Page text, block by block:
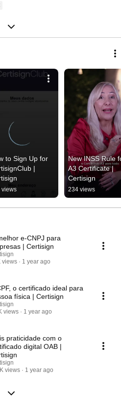
to Sign Up for
|
views
New INSS Rule
A3 Certificate |
Certisign
234 views
e-CNPJ para
| Certisign
views
1 year ago
o certificado ideal para
física | Certisign
views
1 year ago
praticidade com o
digital OAB |
views
1 year ago